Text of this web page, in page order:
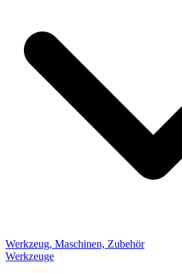
Werkzeug, Maschinen, Zubehör
Werkzeuge